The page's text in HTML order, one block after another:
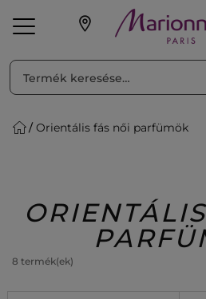
Parfüm
Beauty
Orientális fás női parfümök
8 termék(ek)
RENDEZéS